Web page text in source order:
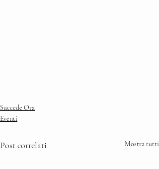
Succede Ora
Eventi
Post correlati Mostra tutti